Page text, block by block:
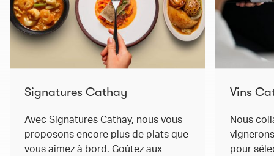
Signatures Cathay
Avec Signatures Cathay, nous vous
proposons encore plus de plats que
vous aimez à bord. Goûtez aux
Vins
Nous
pour